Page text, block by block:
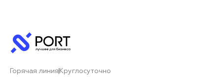
Горячая линия Круглосуточно